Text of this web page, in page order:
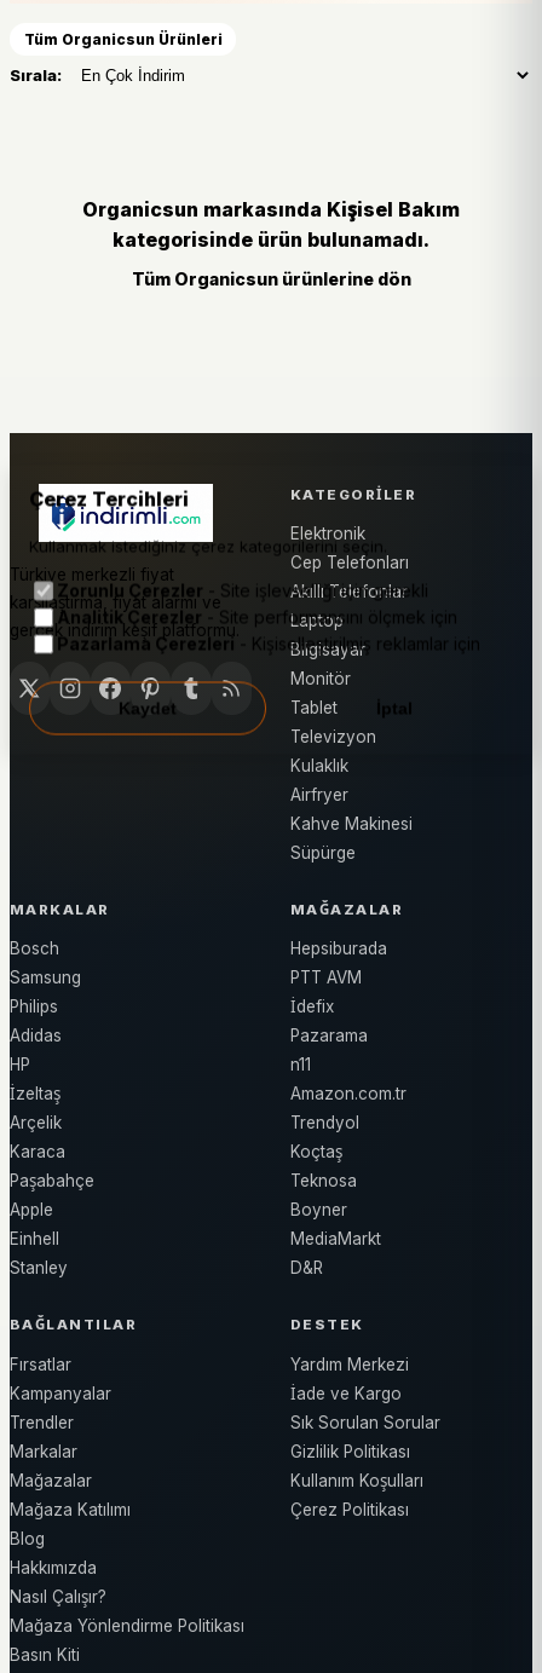
Tüm Organicsun Ürünleri
Sırala:
Organicsun markasında Kişisel Bakım
kategorisinde ürün bulunamadı.
Tüm Organicsun ürünlerine dön
Türkiye merkezli fiyat
karşılaştırma, fiyat alarmı ve
gerçek indirim keşif platformu.
KATEGORILER
Elektronik
Cep Telefonları
Akıllı Telefonlar
Laptop
Bilgisayar
Monitör
Tablet
Televizyon
Kulaklık
Airfryer
Kahve Makinesi
Süpürge
MARKALAR
Bosch
Samsung
Philips
Adidas
HP
İzeltaş
Arçelik
Karaca
Paşabahçe
Apple
Einhell
Stanley
MAĞAZALAR
Hepsiburada
PTT AVM
İdefix
Pazarama
n11
Amazon.com.tr
Trendyol
Koçtaş
Teknosa
Boyner
MediaMarkt
D&R
BAĞLANTILAR
Fırsatlar
Kampanyalar
Trendler
Markalar
Mağazalar
Mağaza Katılımı
Blog
Hakkımızda
Nasıl Çalışır?
Mağaza Yönlendirme Politikası
Basın Kiti
DESTEK
Yardım Merkezi
İade ve Kargo
Sık Sorulan Sorular
Gizlilik Politikası
Kullanım Koşulları
Çerez Politikası
Çerez Tercihleri
Kullanmak istediğiniz çerez kategorilerini seçin.
Zorunlu Çerezler - Site işlevselliği için gerekli
Analitik Çerezler - Site performansını ölçmek için
Pazarlama Çerezleri - Kişiselleştirilmiş reklamlar için
Kaydet İptal